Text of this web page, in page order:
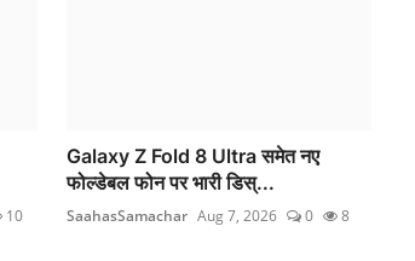
10
Galaxy Z Fold 8 Ultra समेत नए
फोल्डेबल फोन पर भारी डिस्...
SaahasSamachar Aug 7, 2026 0 8